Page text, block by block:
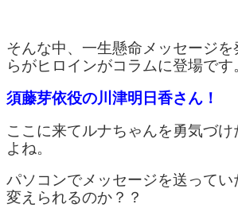
そんな中、一生懸命メッセージ
らがヒロインがコラムに登場です
須藤芽依役の川津明日香さん！
ここに来てルナちゃんを勇気づ
よね。
パソコンでメッセージを送ってい
変えられるのか？？